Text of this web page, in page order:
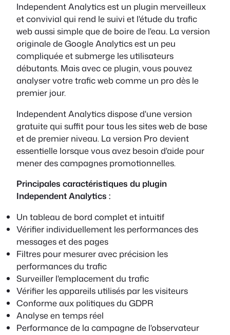
Independent Analytics est un plugin merveilleux
et convivial qui rend le suivi et l'étude du trafic
web aussi simple que de boire de l'eau. La version
originale de Google Analytics est un peu
compliquée et submerge les utilisateurs
débutants. Mais avec ce plugin, vous pouvez
analyser votre trafic web comme un pro dès le
premier jour.
Independent Analytics dispose d'une version
gratuite qui suffit pour tous les sites web de base
et de premier niveau. La version Pro devient
essentielle lorsque vous avez besoin d'aide pour
mener des campagnes promotionnelles.
Principales caractéristiques du plugin
Independent Analytics :
Un tableau de bord complet et intuitif
Vérifier individuellement les performances des
messages et des pages
Filtres pour mesurer avec précision les
performances du trafic
Surveiller l'emplacement du trafic
Vérifier les appareils utilisés par les visiteurs
Conforme aux politiques du GDPR
Analyse en temps réel
Performance de la campagne de l'observateur